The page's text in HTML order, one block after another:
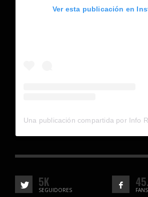
Ver esta publicación en
5K
SEGUIDORES FANS